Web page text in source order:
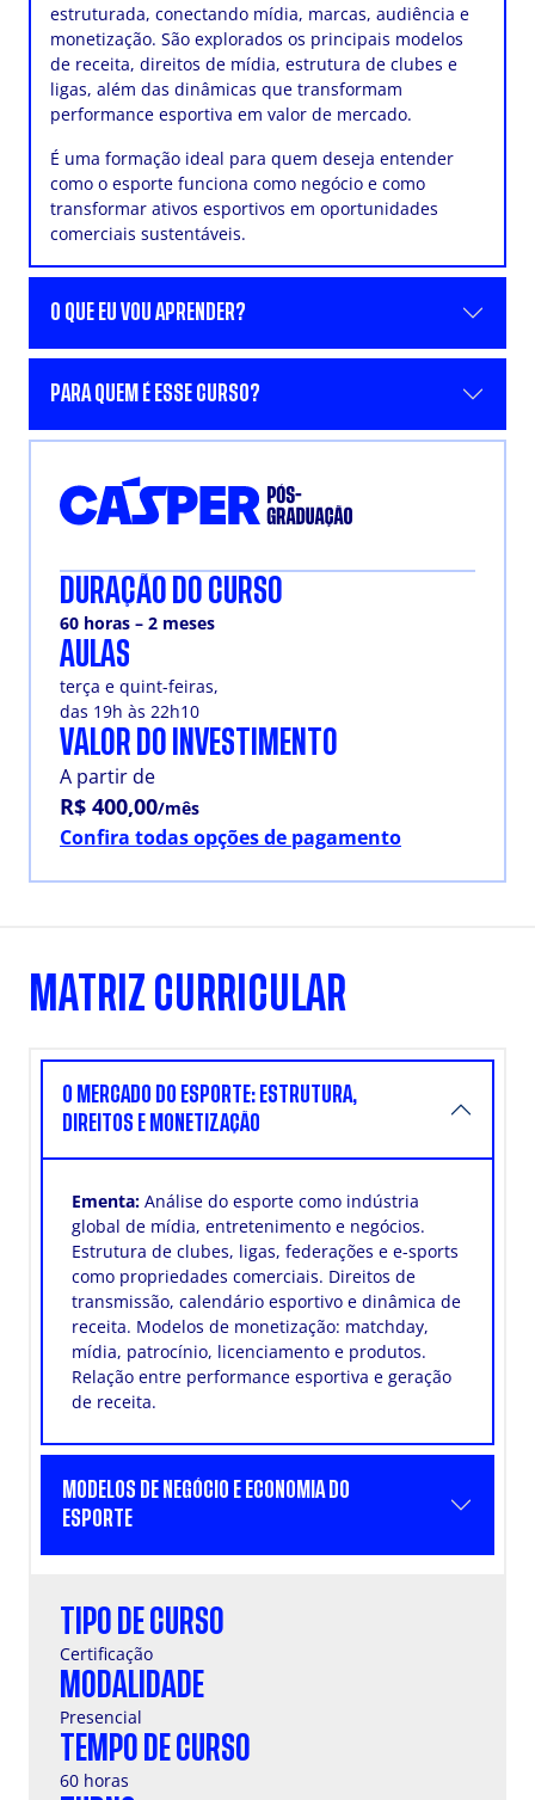
estruturada, conectando mídia, marcas, audiência e
monetização. São explorados os principais modelos
de receita, direitos de mídia, estrutura de clubes e
ligas, além das dinâmicas que transformam
performance esportiva em valor de mercado.
É uma formação ideal para quem deseja entender
como o esporte funciona como negócio e como
transformar ativos esportivos em oportunidades
comerciais sustentáveis.
O QUE EU VOU APRENDER?
PARA QUEM É ESSE CURSO?
DURAÇÃO DO CURSO
60 horas – 2 meses
AULAS
terça e quint-feiras,
das 19h às 22h10
VALOR DO INVESTIMENTO
A partir de
R$ 400,00/mês
Confira todas opções de pagamento
MATRIZ CURRICULAR
O MERCADO DO ESPORTE: ESTRUTURA,
DIREITOS E MONETIZAÇÃO
Ementa: Análise do esporte como indústria
global de mídia, entretenimento e negócios.
Estrutura de clubes, ligas, federações e e-sports
como propriedades comerciais. Direitos de
transmissão, calendário esportivo e dinâmica de
receita. Modelos de monetização: matchday,
mídia, patrocínio, licenciamento e produtos.
Relação entre performance esportiva e geração
de receita.
MODELOS DE NEGÓCIO E ECONOMIA DO
ESPORTE
TIPO DE CURSO
Certificação
MODALIDADE
Presencial
TEMPO DE CURSO
60 horas